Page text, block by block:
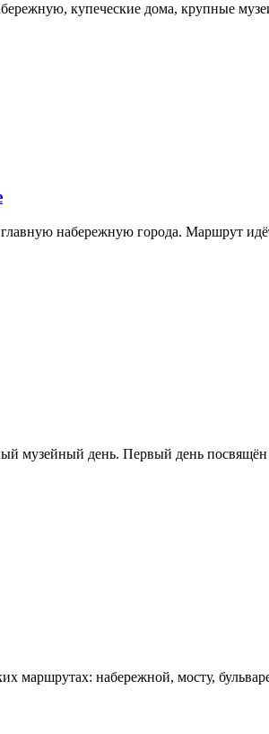
купеческие дома, крупные
набережную города. Маршрут
музейный день. Первый день
маршрутах: набережной, мосту,